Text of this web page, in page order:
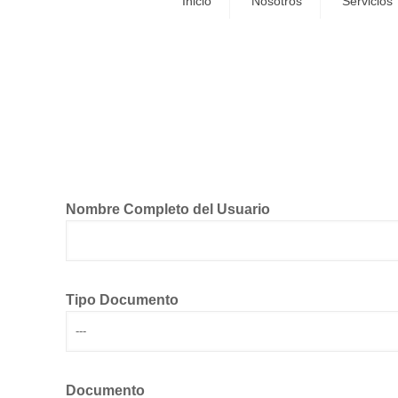
Nombre Completo del Usuario
Tipo Documento
Documento